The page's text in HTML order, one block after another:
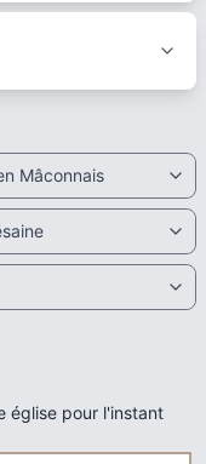
Mâconnais
église pour l'instant